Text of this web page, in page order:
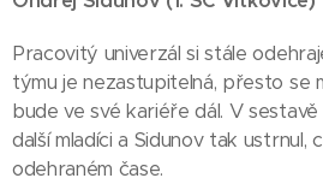
Pracovitý univerzál si stále
týmu je nezastupitelná, přesto se
bude ve své kariéře dál. V
další mladíci a Sidunov tak ustrnul,
odehraném čase.